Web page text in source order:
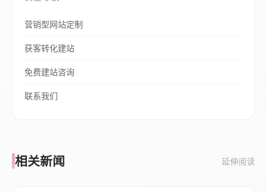
营销型网站定制
获客转化建站
免费建站咨询
联系我们
相关新闻 延伸阅读